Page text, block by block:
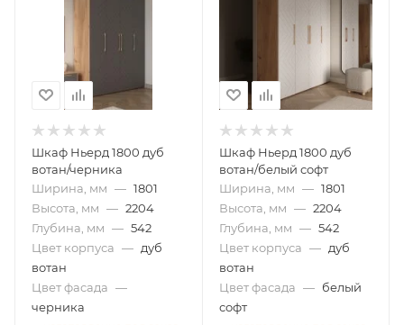
Шкаф Ньерд 1800 дуб
вотан/черника
Ширина, мм — 1801
Высота, мм — 2204
Глубина, мм — 542
Цвет корпуса — дуб
вотан
Цвет фасада —
черника
Шкаф Ньерд 1800 дуб
вотан/белый софт
Ширина, мм — 1801
Высота, мм — 2204
Глубина, мм — 542
Цвет корпуса — дуб
вотан
Цвет фасада — белый
софт